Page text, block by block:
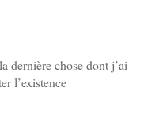
dernière chose dont j’ai
l’existence